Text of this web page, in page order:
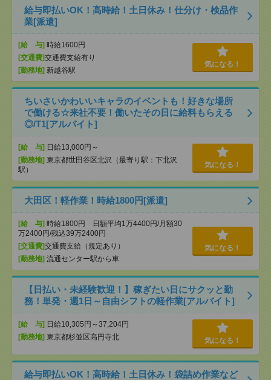
給与即払いOK！高時給！土日休み！仕分け・検品作
業[派遣]
[給 与] 時給1600円
[交通費]交通費支給有り
[勤務地] 新越谷駅
気になる！
ちいさいかわいいキャラのイベントも！好きな場所
で働ける☆来社不要！働いたその日に給料もらえる
◎/T1[アルバイト]
[給 与] 日給13,000円～
[勤務地] 東京都世田谷区北沢（最寄り駅：下北沢
駅）
気になる！
大田区！軽作業！時給1800円[派遣]
[給 与] 時給1800円 日額平均1万4400円/月額30
万2400円/残込39万2400円
[交通費]交通費支給（規定あり）
[勤務地] 流通センター駅から車
気になる！
【日払い・未経験歓迎！】稼ぎたい日にサクッと勤
務！単発・週1日～自由シフトの軽作業[アルバイト]
[給 与] 日給10,305円～37,204円
[勤務地] 東京都杉並区高円寺北 気になる！
給与即払いOK！高時給！土日休み！袋詰め作業など